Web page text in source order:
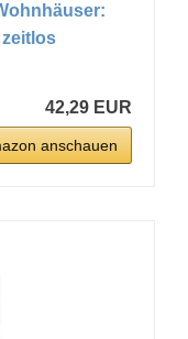
42,29 EUR
anschauen